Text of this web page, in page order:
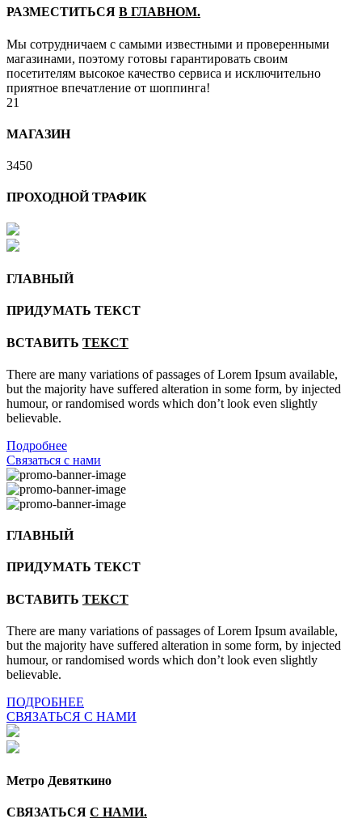
РАЗМЕСТИТЬСЯ В ГЛАВНОМ.
Мы сотрудничаем с самыми известными и проверенными
магазинами, поэтому готовы гарантировать своим
посетителям высокое качество сервиса и исключительно
приятное впечатление от шоппинга!
21
МАГАЗИН
3450
ПРОХОДНОЙ ТРАФИК
ГЛАВНЫЙ
ПРИДУМАТЬ ТЕКСТ
ВСТАВИТЬ ТЕКСТ
There are many variations of passages of Lorem Ipsum available,
but the majority have suffered alteration in some form, by injected
humour, or randomised words which don’t look even slightly
believable.
Подробнее
Связаться с нами
ГЛАВНЫЙ
ПРИДУМАТЬ ТЕКСТ
ВСТАВИТЬ ТЕКСТ
There are many variations of passages of Lorem Ipsum available,
but the majority have suffered alteration in some form, by injected
humour, or randomised words which don’t look even slightly
believable.
ПОДРОБНЕЕ
СВЯЗАТЬСЯ С НАМИ
Метро Девяткино
СВЯЗАТЬСЯ С НАМИ.